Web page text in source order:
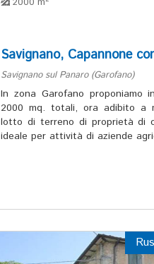
Savignano, Capannone
Savignano sul Panaro (Garofano)
In zona Garofano proponiamo
2000 mq. totali, ora adibito a
lotto di terreno di proprietà di
ideale per attività di aziende